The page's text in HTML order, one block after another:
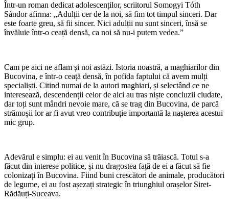
Într-un roman dedicat adolescenților, scriitorul Somogyi Tóth
Sándor afirma: „Adulții cer de la noi, să fim tot timpul sinceri. Dar
este foarte greu, să fii sincer. Nici adulții nu sunt sinceri, însă se
învăluie într-o ceață densă, ca noi să nu-i putem vedea.”
Cam pe aici ne aflam și noi astăzi. Istoria noastră, a maghiarilor din
Bucovina, e într-o ceață densă, în pofida faptului că avem mulți
specialiști. Citind numai de la autori maghiari, și selectând ce ne
interesează, descendenții celor de aici au tras niște concluzii ciudate,
dar toți sunt mândri nevoie mare, că se trag din Bucovina, de parcă
strămoșii lor ar fi avut vreo contribuție importantă la nașterea acestui
mic grup.
Adevărul e simplu: ei au venit în Bucovina să trăiască. Totul s-a
făcut din interese politice, și nu dragostea față de ei a făcut să fie
colonizați în Bucovina. Fiind buni crescători de animale, producători
de legume, ei au fost așezați strategic în triunghiul orașelor Siret-
Rădăuți-Suceava.